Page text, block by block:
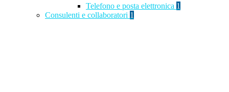
Telefono e posta elettronica 1
Consulenti e collaboratori 1